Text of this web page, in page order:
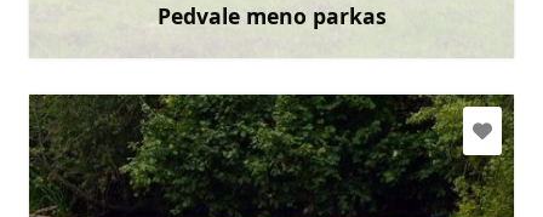
Pedvale meno parkas